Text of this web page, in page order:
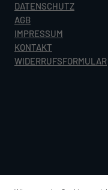
DATENSCHUTZ
AGB
IMPRESSUM
KONTAKT
WIDERRUFSFORMULAR